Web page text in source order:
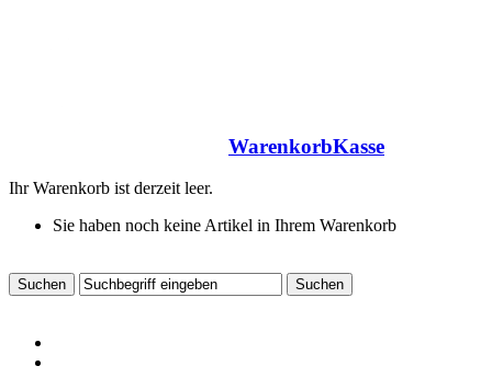
WarenkorbKasse
Ihr Warenkorb ist derzeit leer.
Sie haben noch keine Artikel in Ihrem Warenkorb